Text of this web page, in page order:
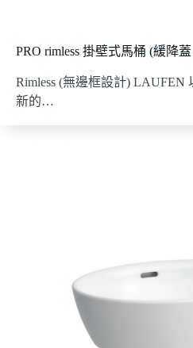
PRO rimless 掛壁式馬桶 (緩降
Rimless (無邊框設計) LAUFEN
新的…